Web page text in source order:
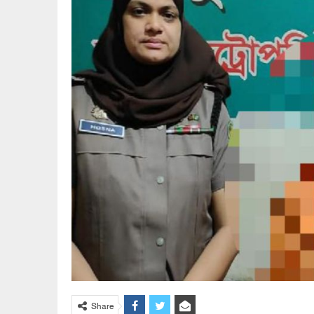
Share